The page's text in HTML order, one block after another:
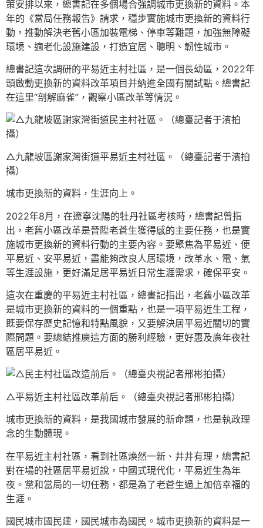
策安排以來，總書記在多個場合強調城市更換新的資料。本
年的《當局任務報告》請求，穩步實施城市更換新的資料行
動，推動解決老舊小區加裝電梯、停車等難題，加強無障礙
環境、適老化設施建設，打造宜居、聰明、韌性城市。
總書記這次調研的平易近主村社區，是一個長幼區，2022年
頭啟動更換新的資料改革項目并納進全國有關試點。總書記
在這里“剖解麻雀”，觀察小區改革等情況。
△九龍坡區謝家灣街道平易近主村社區。（總臺記者于濱拍
攝）
城市更換新的資料，生涯向上。
2022年8月，在遼寧沈陽的牡丹社區考核時，總書記曾指
出，老舊小區改革是晉陞老蒼生獲得感的主要任務，也是實
施城市更換新的資料行動的主要內容。要聚焦為平易近、便
平易近、安平易近，盡能夠改良人居環境，改革水、電、氣
等生涯設施，更好滿足居平易近日常生涯需求，確保平安。
這次在重慶的平易近主村社區，總書記指出，老舊小區改革
是城市更換新的資料的一個重點，也是一項平易近生工程，
既要保存歷史記憶和特點風貌，又要解決居平易近關切的實
際問題。要總結推廣這方面的勝利經驗，更好惠及廣年夜社
區居平易近。
△平易近主村社區改革前后。（總臺央視記者邢彬拍攝）
城市更換新的資料，是我國城市發展的新命題，也是執政理
念的生動體現。
在平易近主村社區，看到社區煥然一新、井井有理，總書記
對在場的社區居平易近說，中國式現代化，平易近生為年
夜。黨和當局的一切任務，都是為了老蒼生過上加倍幸福的
生涯。
國民城市國民建，國民城市為國民。城市更換新的資料是一